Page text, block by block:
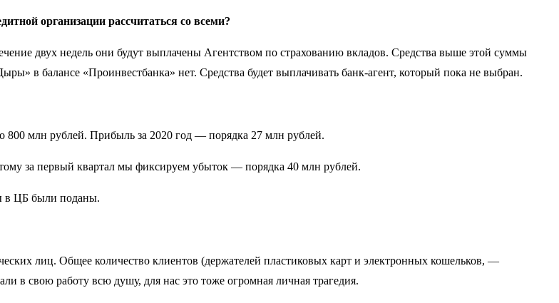
организации рассчитаться со всеми?
двух недель они будут выплачены Агентством по страхованию вкладов. Средства выше этой суммы
в балансе «Проинвестбанка» нет. Средства будет выплачивать банк-агент, который пока не выбран.
млн рублей. Прибыль за 2020 год — порядка 27 млн рублей.
за первый квартал мы фиксируем убыток — порядка 40 млн рублей.
в ЦБ были поданы.
лиц. Общее количество клиентов (держателей пластиковых карт и электронных кошельков, —
в свою работу всю душу, для нас это тоже огромная личная трагедия.